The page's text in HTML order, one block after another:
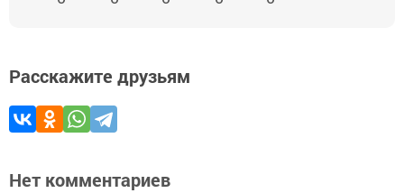
Расскажите друзьям
Нет комментариев